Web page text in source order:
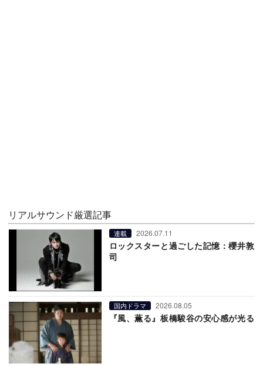
リアルサウンド厳選記事
連載 2026.07.11
ロックスターと過ごした記憶：櫻井敦
司
国内ドラマ 2026.08.05
『風、薫る』板橋駿谷の安心感が光る